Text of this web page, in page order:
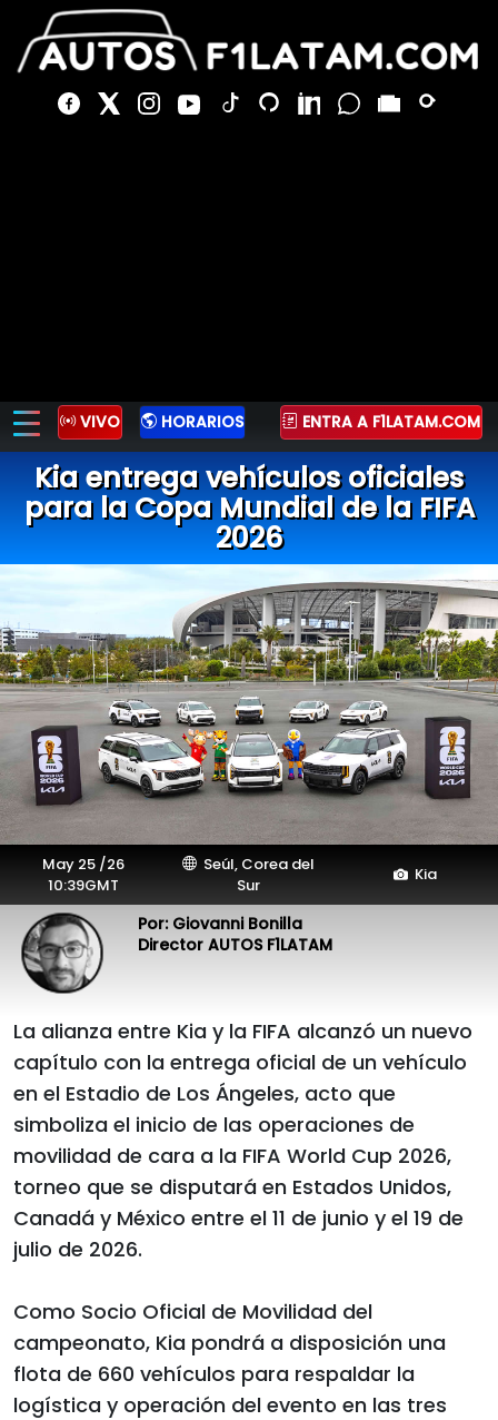
VIVO HORARIOS ENTRA A F1LATAM.COM
Kia entrega vehículos oficiales
para la Copa Mundial de la FIFA
2026
May 25 /26
10:39GMT
Seúl, Corea del
Sur
Kia
Por: Giovanni Bonilla
Director AUTOS F1LATAM
La alianza entre Kia y la FIFA alcanzó un nuevo
capítulo con la entrega oficial de un vehículo
en el Estadio de Los Ángeles, acto que
simboliza el inicio de las operaciones de
movilidad de cara a la FIFA World Cup 2026,
torneo que se disputará en Estados Unidos,
Canadá y México entre el 11 de junio y el 19 de
julio de 2026.
Como Socio Oficial de Movilidad del
campeonato, Kia pondrá a disposición una
flota de 660 vehículos para respaldar la
logística y operación del evento en las tres